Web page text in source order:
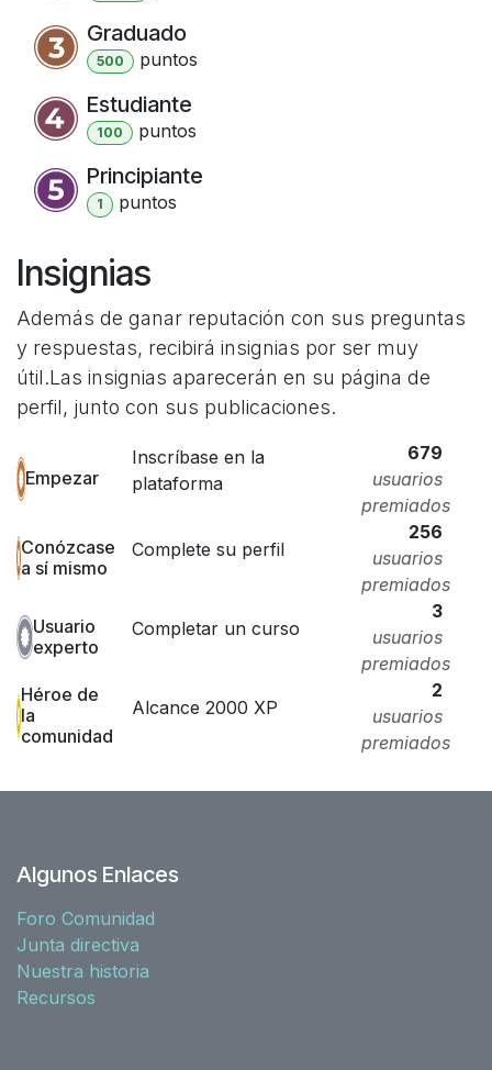
Graduado
500 puntos
Estudiante
100 puntos
Principiante
1 puntos
Insignias
Además de ganar reputación con sus preguntas
y respuestas, recibirá insignias por ser muy
útil.Las insignias aparecerán en su página de
perfil, junto con sus publicaciones.
Empezar
Inscríbase en la
plataforma
679
usuarios
premiados
Conózcase
a sí mismo
Complete su perfil
256
usuarios
premiados
Usuario
experto
Completar un curso
3
usuarios
premiados
Héroe de
la
comunidad
Alcance 2000 XP
2
usuarios
premiados
Algunos Enlaces
Foro Comunidad
Junta directiva
Nuestra historia
Recursos